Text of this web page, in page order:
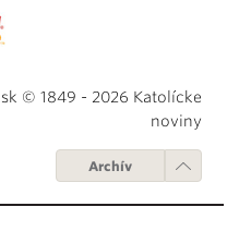
© 1849 - 2026 Katolícke
noviny
Archív